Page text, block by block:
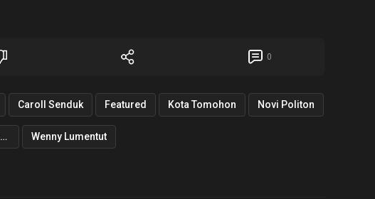
0
Caroll Senduk Featured Kota Tomohon Novi Politon
Politik dan Pemerintahan Wenny Lumentut